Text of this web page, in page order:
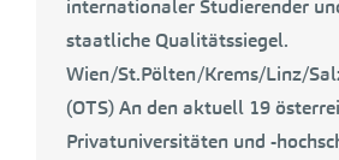
internationaler Studierender
staatliche Qualitätssiegel.
Wien/St.Pölten/Krems/Linz/
(OTS) An den aktuell 19
Privatuniversitäten und -